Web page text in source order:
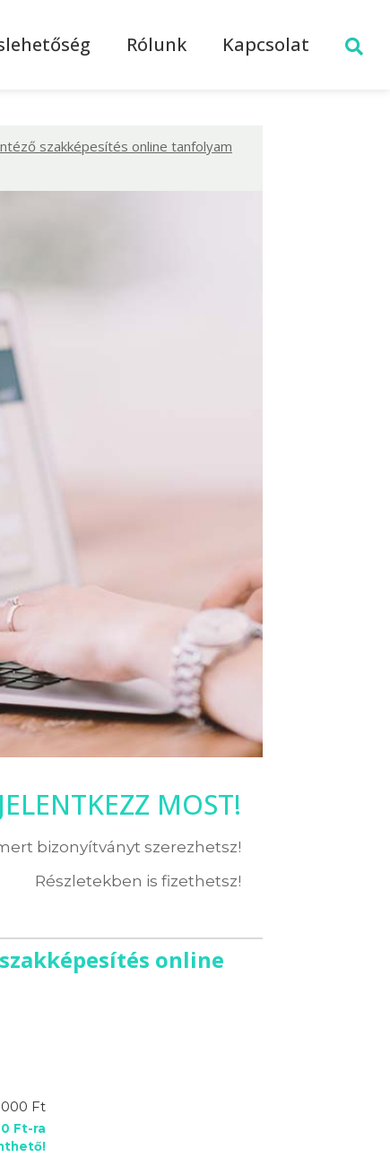
Rólunk Kapcsolat
szakképesítés online tanfolyam
JELENTKEZZ MOST!
bizonyítványt szerezhetsz!
Részletekben is fizethetsz!
online
Ft
Ft-ra